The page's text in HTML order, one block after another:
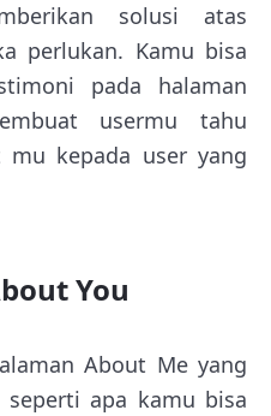
solusi atas
perlukan. Kamu bisa
pada halaman
usermu tahu
mu kepada user yang
You
About Me yang
apa kamu bisa